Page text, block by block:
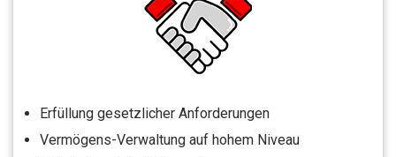
Erfüllung gesetzlicher Anforderungen
Vermögens-Verwaltung auf hohem Niveau